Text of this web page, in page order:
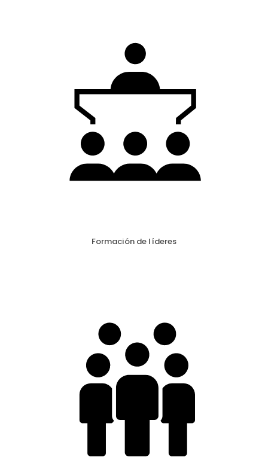
Formación de líderes